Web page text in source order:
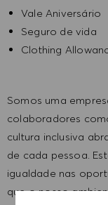
Vale Aniversário
Seguro de vida
Clothing
Somos uma
colaboradores
cultura inclusiva
de cada pessoa.
igualdade nas
que o nosso